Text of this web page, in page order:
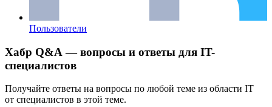
Пользователи
Хабр Q&A — вопросы и ответы для IT-
специалистов
Получайте ответы на вопросы по любой теме из области IT
от специалистов в этой теме.